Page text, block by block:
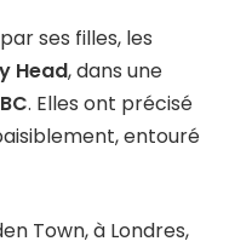
ses filles, les
Head, dans une
. Elles ont précisé
entouré
Town, à Londres,